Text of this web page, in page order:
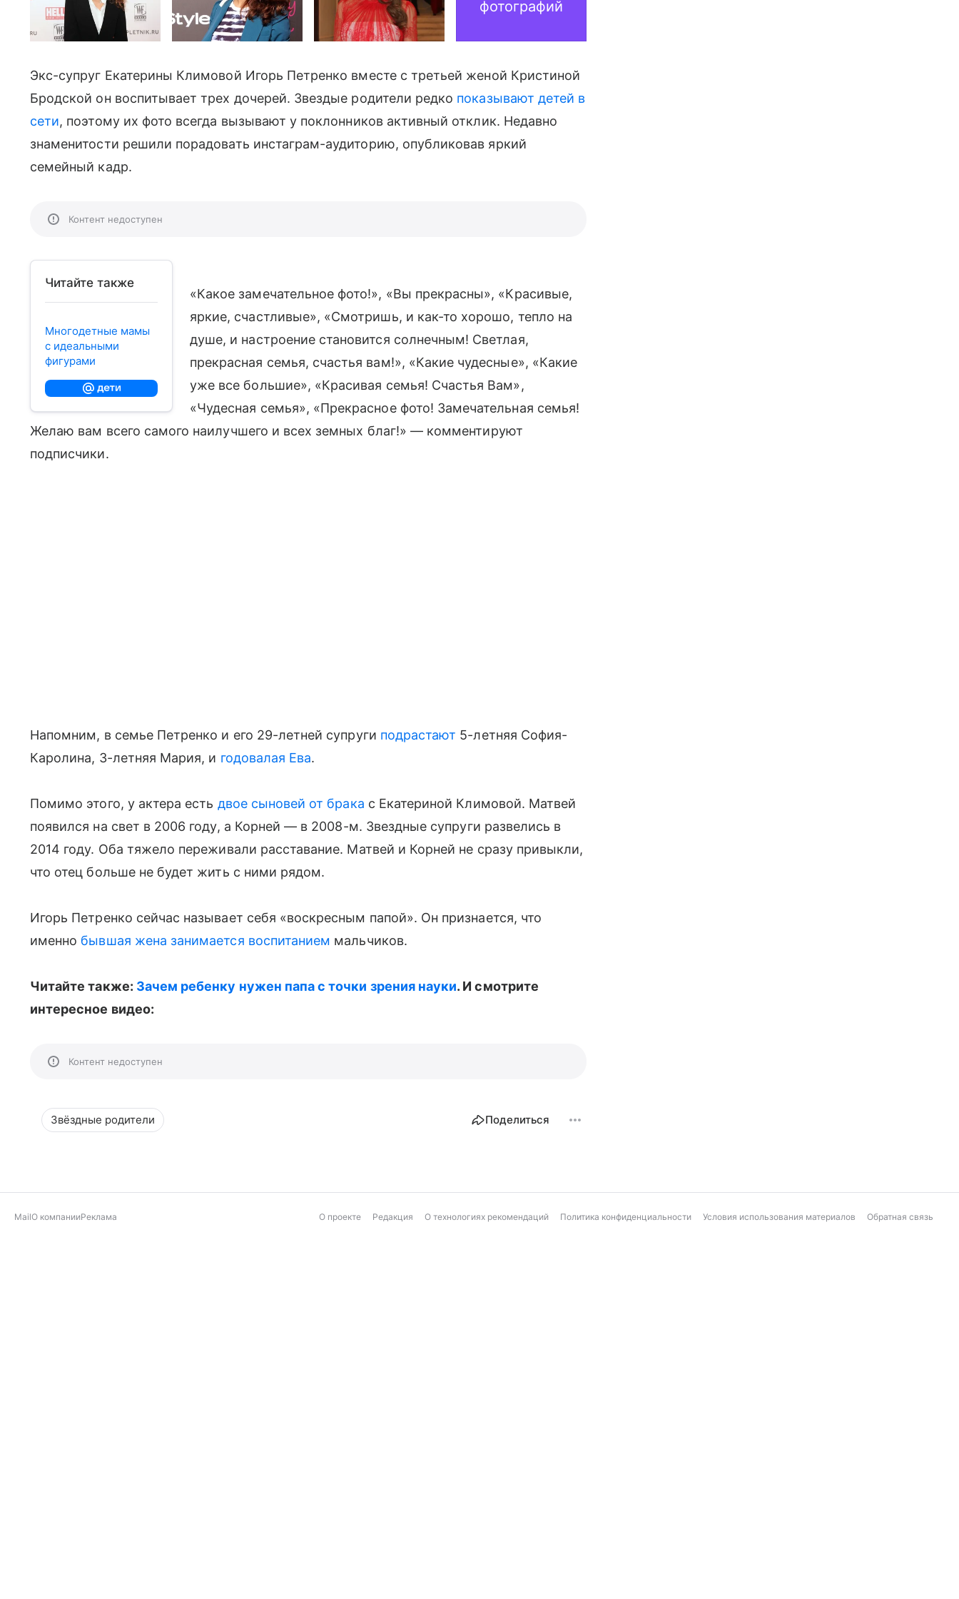
фотографий
Экс-супруг Екатерины Климовой Игорь Петренко вместе с третьей женой Кристиной
Бродской он воспитывает трех дочерей. Звездые родители редко показывают детей в
сети, поэтому их фото всегда вызывают у поклонников активный отклик. Недавно
знаменитости решили порадовать инстаграм-аудиторию, опубликовав яркий
семейный кадр.
Контент недоступен
Читайте также
Многодетные мамы
с идеальными
фигурами
«Какое замечательное фото!», «Вы прекрасны», «Красивые,
яркие, счастливые», «Смотришь, и как-то хорошо, тепло на
душе, и настроение становится солнечным! Светлая,
прекрасная семья, счастья вам!», «Какие чудесные», «Какие
уже все большие», «Красивая семья! Счастья Вам»,
«Чудесная семья», «Прекрасное фото! Замечательная семья!
Желаю вам всего самого наилучшего и всех земных благ!» — комментируют
подписчики.
Напомним, в семье Петренко и его 29-летней супруги подрастают 5-летняя София-
Каролина, 3-летняя Мария, и годовалая Ева.
Помимо этого, у актера есть двое сыновей от брака с Екатериной Климовой. Матвей
появился на свет в 2006 году, а Корней — в 2008-м. Звездные супруги развелись в
2014 году. Оба тяжело переживали расставание. Матвей и Корней не сразу привыкли,
что отец больше не будет жить с ними рядом.
Игорь Петренко сейчас называет себя «воскресным папой». Он признается, что
именно бывшая жена занимается воспитанием мальчиков.
Читайте также: Зачем ребенку нужен папа с точки зрения науки. И смотрите
интересное видео:
Контент недоступен
Звёздные родители Поделиться
MailО компанииРеклама О проекте Редакция О технологиях рекомендаций Политика конфиденциальности Условия использования материалов Обратная связь